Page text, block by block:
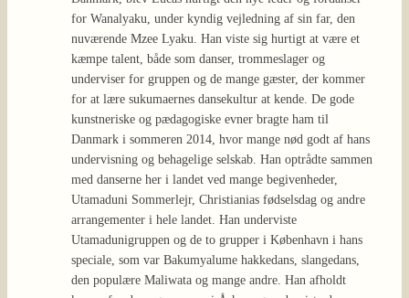
for Wanalyaku, under kyndig vejledning af sin far, den
nuværende Mzee Lyaku. Han viste sig hurtigt at være et
kæmpe talent, både som danser, trommeslager og
underviser for gruppen og de mange gæster, der kommer
for at lære sukumaernes dansekultur at kende. De gode
kunstneriske og pædagogiske evner bragte ham til
Danmark i sommeren 2014, hvor mange nød godt af hans
undervisning og behagelige selskab. Han optrådte sammen
med danserne her i landet ved mange begivenheder,
Utamaduni Sommerlejr, Christianias fødselsdag og andre
arrangementer i hele landet. Han underviste
Utamadunigruppen og de to grupper i København i hans
speciale, som var Bakumyalume hakkedans, slangedans,
den populære Maliwata og mange andre. Han afholdt